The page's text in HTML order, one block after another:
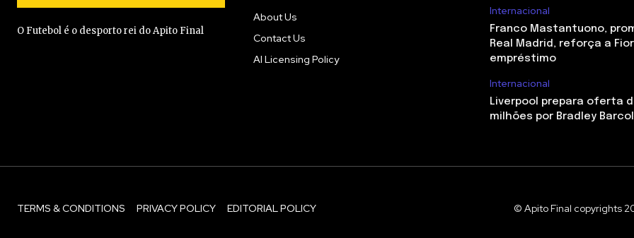
O Futebol é o desporto rei do Apito Final
About Us
Contact Us
AI Licensing Policy
Internacional
Franco Mastantuono,
Real Madrid, reforça a
empréstimo
Internacional
Liverpool prepara oferta
milhões por Bradley
TERMS & CONDITIONS PRIVACY POLICY EDITORIAL POLICY © Apito Final copyrights